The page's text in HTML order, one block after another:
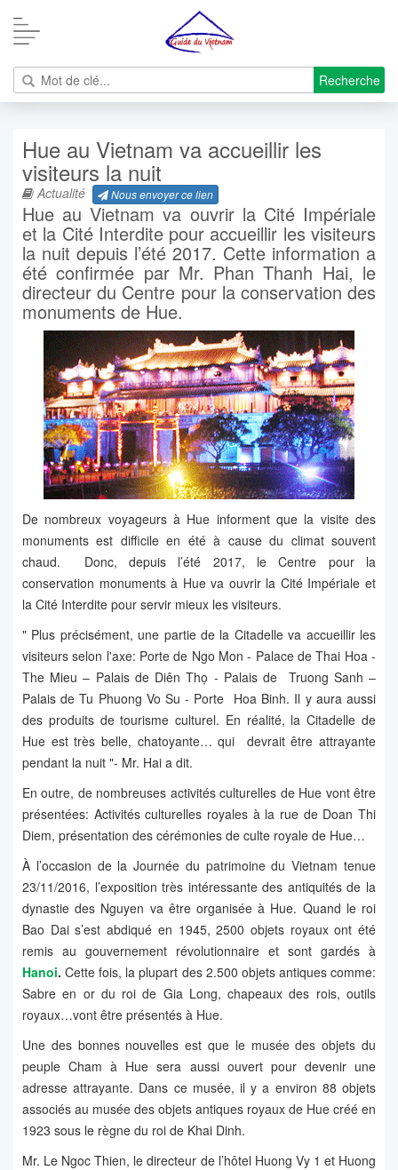
Recherche
Hue au Vietnam va accueillir les
visiteurs la nuit
Actualité Nous envoyer ce lien
Hue au Vietnam va ouvrir la Cité Impériale
et la Cité Interdite pour accueillir les visiteurs
la nuit depuis l’été 2017. Cette information a
été confirmée par Mr. Phan Thanh Hai, le
directeur du Centre pour la conservation des
monuments de Hue.
De nombreux voyageurs à Hue informent que la visite des
monuments est difficile en été à cause du climat souvent
chaud. Donc, depuis l’été 2017, le Centre pour la
conservation monuments à Hue va ouvrir la Cité Impériale et
la Cité Interdite pour servir mieux les visiteurs.
" Plus précisément, une partie de la Citadelle va accueillir les
visiteurs selon l'axe: Porte de Ngo Mon - Palace de Thai Hoa -
The Mieu – Palais de Diên Thọ - Palais de Truong Sanh –
Palais de Tu Phuong Vo Su - Porte Hoa Binh. Il y aura aussi
des produits de tourisme culturel. En réalité, la Citadelle de
Hue est très belle, chatoyante… qui devrait être attrayante
pendant la nuit "- Mr. Hai a dit.
En outre, de nombreuses activités culturelles de Hue vont être
présentées: Activités culturelles royales à la rue de Doan Thi
Diem, présentation des cérémonies de culte royale de Hue…
À l’occasion de la Journée du patrimoine du Vietnam tenue
23/11/2016, l’exposition très intéressante des antiquités de la
dynastie des Nguyen va être organisée à Hue. Quand le roi
Bao Dai s’est abdiqué en 1945, 2500 objets royaux ont été
remis au gouvernement révolutionnaire et sont gardés à
Hanoi. Cette fois, la plupart des 2.500 objets antiques comme:
Sabre en or du roi de Gia Long, chapeaux des rois, outils
royaux…vont être présentés à Hue.
Une des bonnes nouvelles est que le musée des objets du
peuple Cham à Hue sera aussi ouvert pour devenir une
adresse attrayante. Dans ce musée, il y a environ 88 objets
associés au musée des objets antiques royaux de Hue créé en
1923 sous le règne du roi de Khai Dinh.
Mr. Le Ngoc Thien, le directeur de l’hôtel Huong Vy 1 et Huong